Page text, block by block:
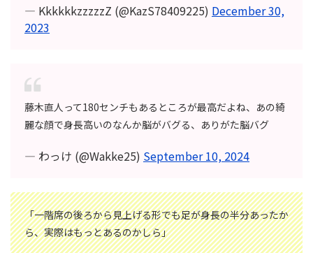
— KkkkkkzzzzzZ (@KazS78409225) December 30,
2023
藤木直人って180センチもあるところが最高だよね、あの綺
麗な顔で身長高いのなんか脳がバグる、ありがた脳バグ
— わっけ (@Wakke25) September 10, 2024
「一階席の後ろから見上げる形でも足が身長の半分あったか
ら、実際はもっとあるのかしら」